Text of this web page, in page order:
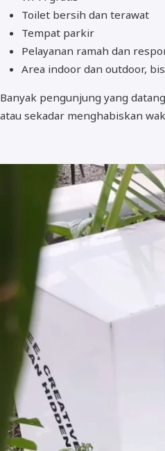
Toilet bersih dan terawat
Tempat parkir
Pelayanan ramah dan
Area indoor dan outdoor,
Banyak pengunjung yang
atau sekadar menghabiskan